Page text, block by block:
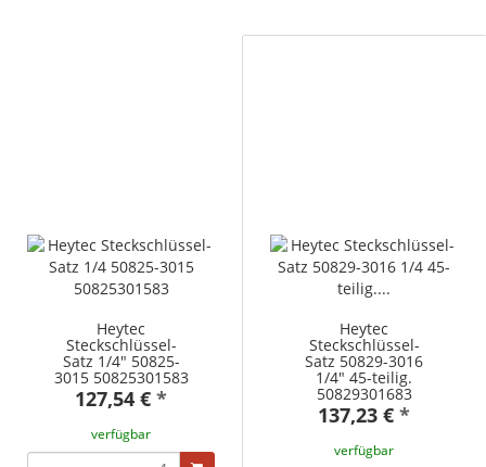
Heytec
Steckschlüssel-
Satz 1/4" 50825-
3015 50825301583
127,54 € *
verfügbar
Heytec
Steckschlüssel-
Satz 50829-3016
1/4" 45-teilig.
50829301683
137,23 € *
verfügbar